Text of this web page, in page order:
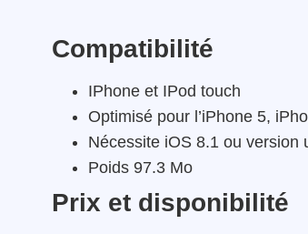
Compatibilité
IPhone et IPod touch
Optimisé pour l’iPhone 5,
Nécessite iOS 8.1 ou version
Poids 97.3 Mo
Prix et disponibilité